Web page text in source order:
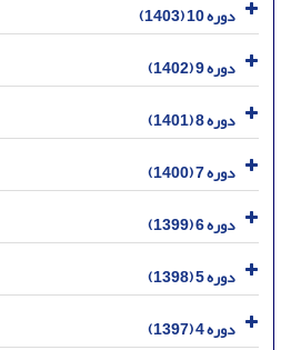
دوره 10 (1403)
دوره 9 (1402)
دوره 8 (1401)
دوره 7 (1400)
دوره 6 (1399)
دوره 5 (1398)
دوره 4 (1397)